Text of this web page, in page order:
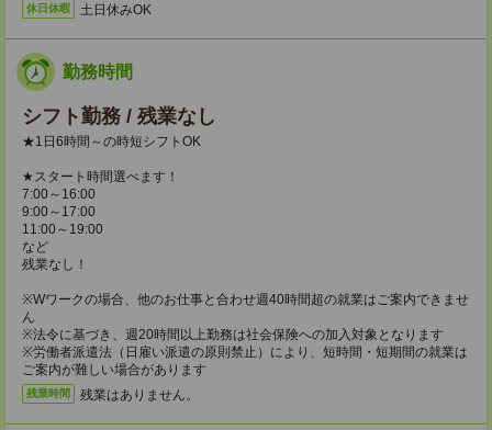
休日休暇 土日休みOK
勤務時間
シフト勤務 / 残業なし
★1日6時間～の時短シフトOK
★スタート時間選べます！
7:00～16:00
9:00～17:00
11:00～19:00
など
残業なし！
※Wワークの場合、他のお仕事と合わせ週40時間超の就業はご案内できませ
ん
※法令に基づき、週20時間以上勤務は社会保険への加入対象となります
※労働者派遣法（日雇い派遣の原則禁止）により、短時間・短期間の就業は
ご案内が難しい場合があります
残業時間 残業はありません。